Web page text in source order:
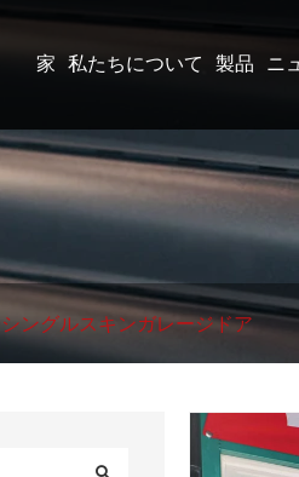
家 私たちについて 製品 ニ
シングルスキンガレージドア